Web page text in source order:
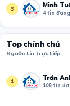
3 Minh
4 tin
Top chính chủ
Nguồn tin trực tiếp
1 Trần
108 tin